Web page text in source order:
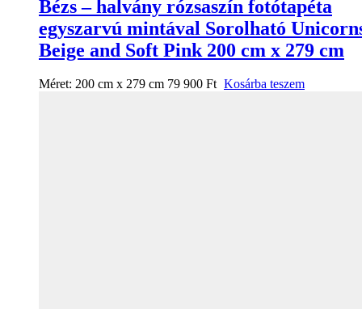
Bézs – halvány rózsaszín fotótapéta
egyszarvú mintával Sorolható
Beige and Soft Pink 200 cm x 279 cm
Méret: 200 cm x 279 cm 79 900 Ft Kosárba teszem